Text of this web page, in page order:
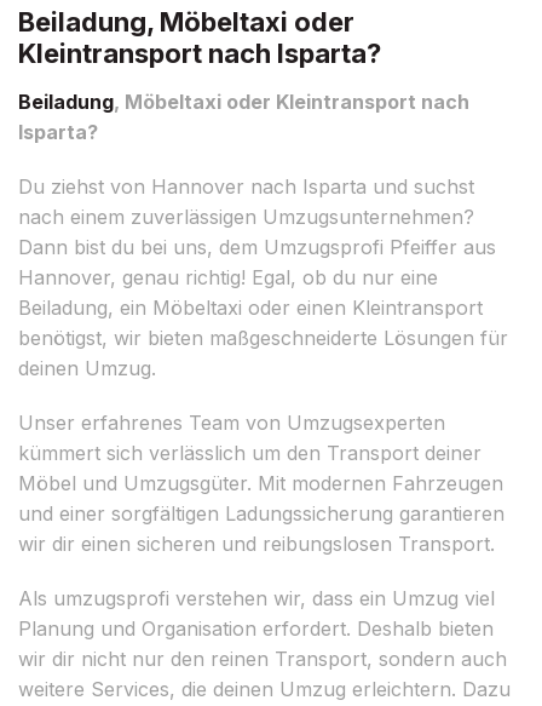
Beiladung, Möbeltaxi oder
Kleintransport nach Isparta?
Beiladung, Möbeltaxi oder Kleintransport nach
Isparta?
Du ziehst von Hannover nach Isparta und suchst
nach einem zuverlässigen Umzugsunternehmen?
Dann bist du bei uns, dem Umzugsprofi Pfeiffer aus
Hannover, genau richtig! Egal, ob du nur eine
Beiladung, ein Möbeltaxi oder einen Kleintransport
benötigst, wir bieten maßgeschneiderte Lösungen für
deinen Umzug.
Unser erfahrenes Team von Umzugsexperten
kümmert sich verlässlich um den Transport deiner
Möbel und Umzugsgüter. Mit modernen Fahrzeugen
und einer sorgfältigen Ladungssicherung garantieren
wir dir einen sicheren und reibungslosen Transport.
Als umzugsprofi verstehen wir, dass ein Umzug viel
Planung und Organisation erfordert. Deshalb bieten
wir dir nicht nur den reinen Transport, sondern auch
weitere Services, die deinen Umzug erleichtern. Dazu